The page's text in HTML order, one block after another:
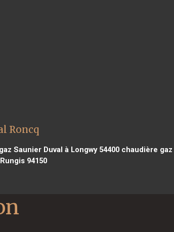
Roncq
Saunier Duval à Longwy 54400 chaudière gaz
94150